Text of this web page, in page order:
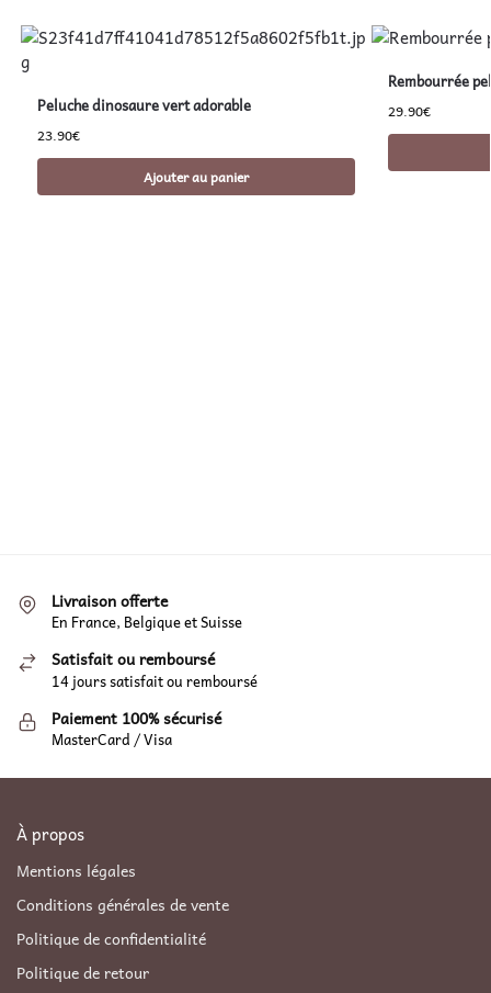
Peluche dinosaure vert adorable
23.90€
Ajouter au panier
Rembourrée
29.90€
Livraison offerte
En France, Belgique et Suisse
Satisfait ou remboursé
14 jours satisfait ou remboursé
Paiement 100% sécurisé
MasterCard / Visa
À propos
Mentions légales
Conditions générales de vente
Politique de confidentialité
Politique de retour